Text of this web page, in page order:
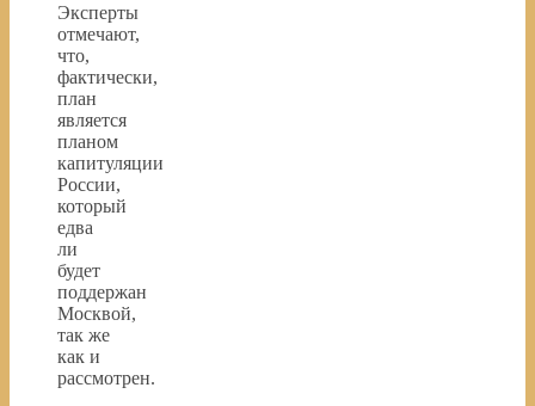
Эксперты
отмечают,
что,
фактически,
план
является
планом
капитуляции
России,
который
едва
ли
будет
поддержан
Москвой,
так же
как и
рассмотрен.